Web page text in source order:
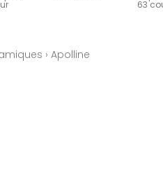
63
› Apolline